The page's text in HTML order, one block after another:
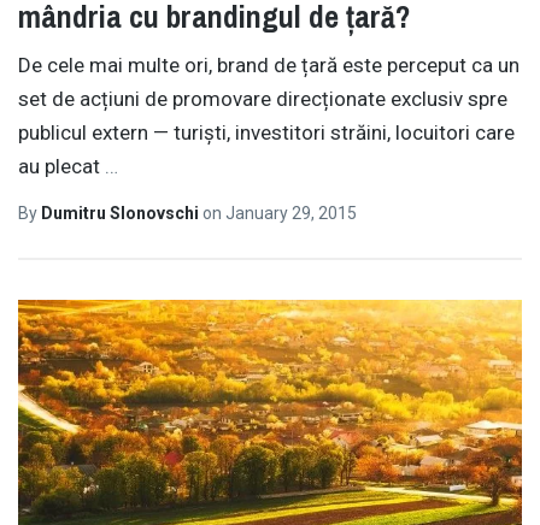
mândria cu brandingul de țară?
De cele mai multe ori, brand de țară este perceput ca un
set de acțiuni de promovare direcționate exclusiv spre
publicul extern — turiști, investitori străini, locuitori care
au plecat …
By Dumitru Slonovschi on January 29, 2015